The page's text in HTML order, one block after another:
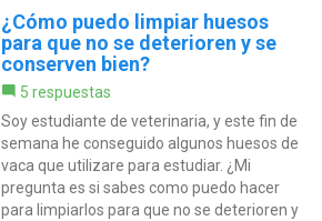
¿Cómo puedo limpiar huesos
para que no se deterioren y se
conserven bien?
5 respuestas
Soy estudiante de veterinaria, y este fin de
semana he conseguido algunos huesos de
vaca que utilizare para estudiar. ¿Mi
pregunta es si sabes como puedo hacer
para limpiarlos para que no se deterioren y